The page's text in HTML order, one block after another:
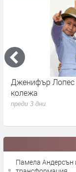
Сватбата на
Родригес и какво
седмица
Памела Андерсън